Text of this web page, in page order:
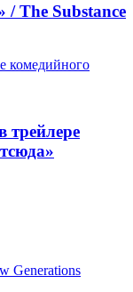
/ The Substance
комедийного
трейлере
Generations